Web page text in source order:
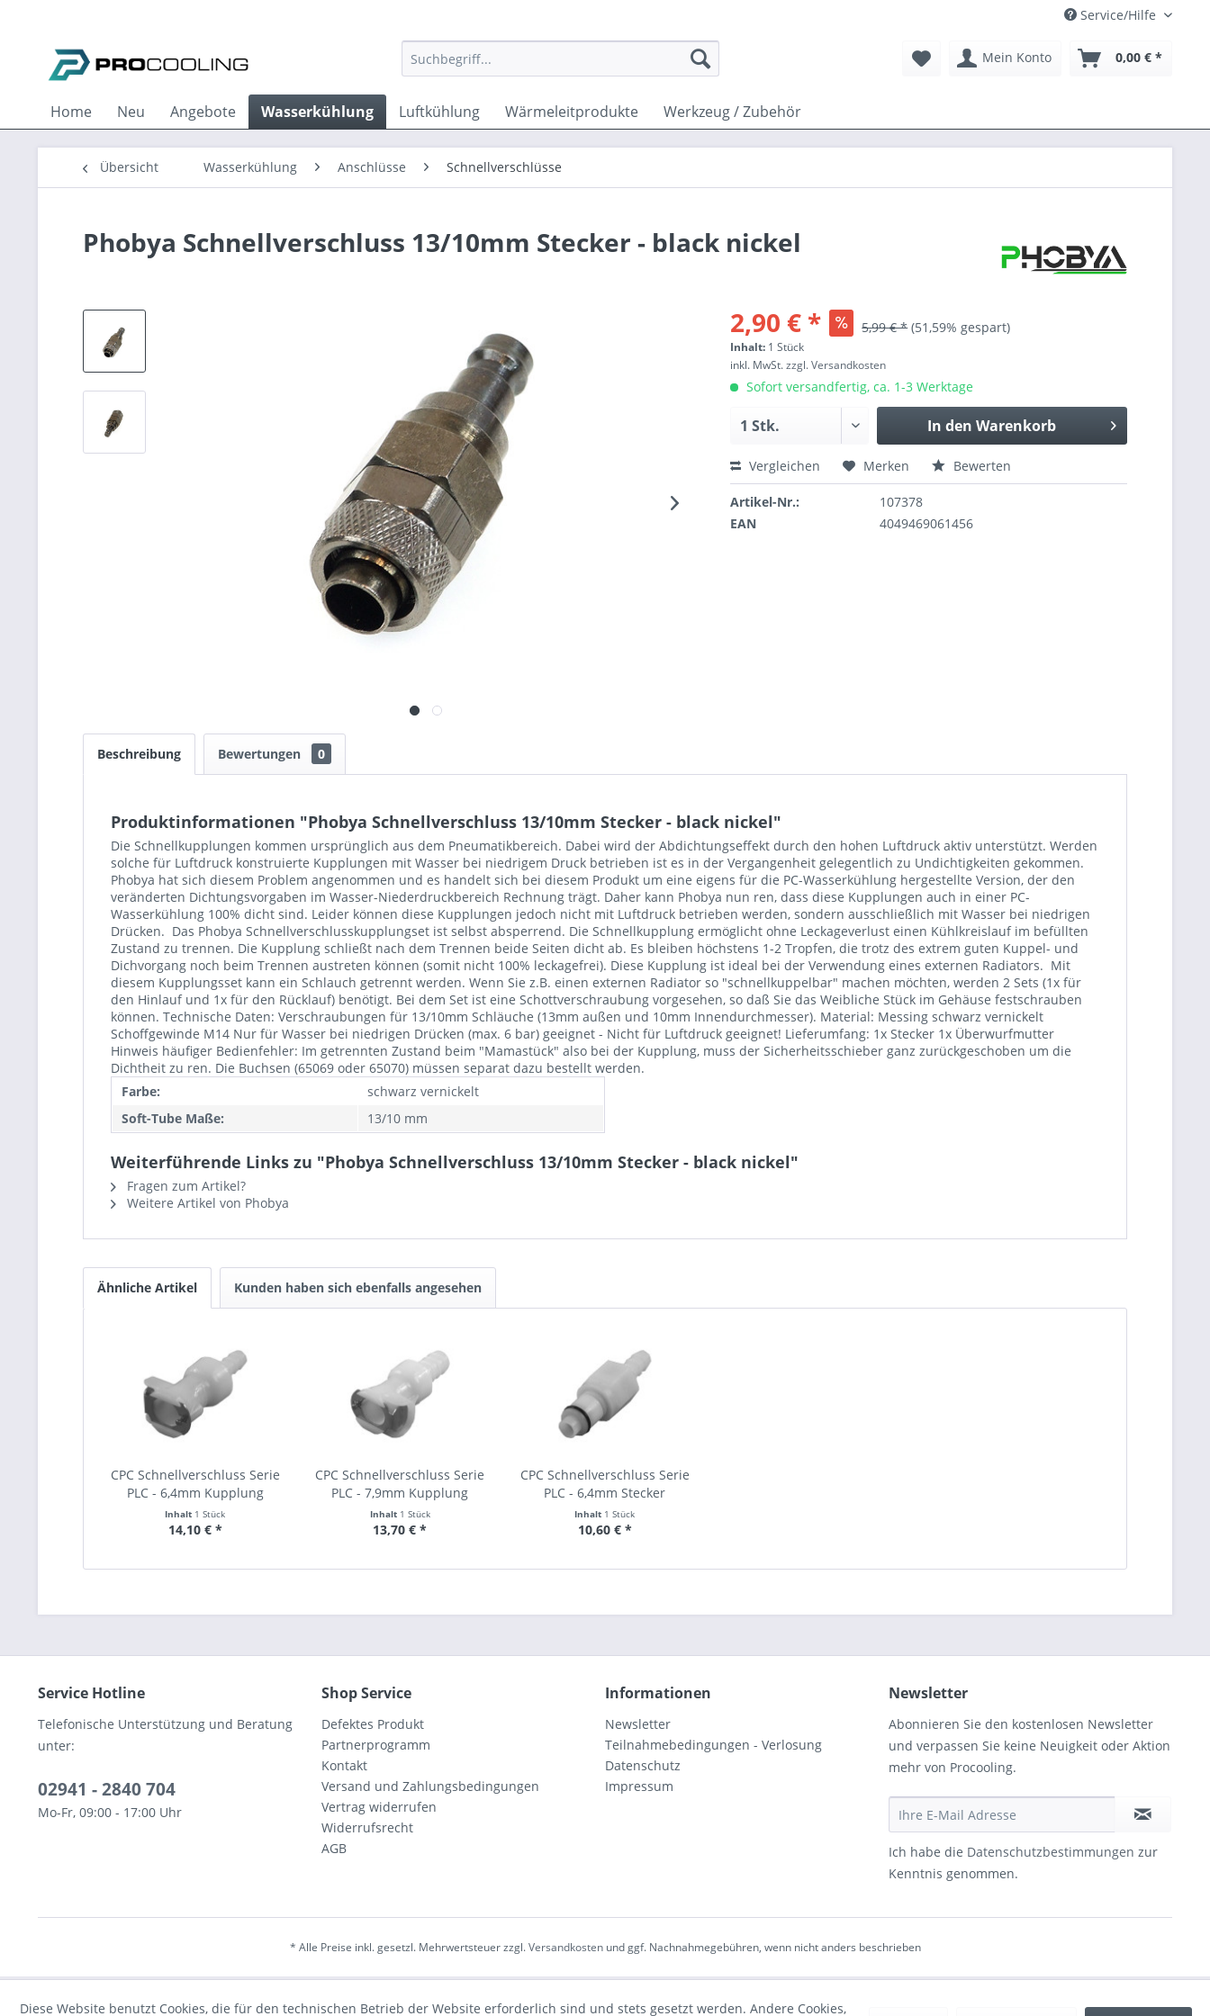
Service/Hilfe
Mein Konto 0,00 € *
Home Neu Angebote Wasserkühlung Luftkühlung Wärmeleitprodukte Werkzeug / Zubehör
Übersicht Wasserkühlung Anschlüsse Schnellverschlüsse
Phobya Schnellverschluss 13/10mm Stecker - black nickel
2,90 € * 5,99 € * (51,59% gespart)
Inhalt: 1 Stück
inkl. MwSt.zzgl. Versandkosten
Sofort versandfertig, ca. 1-3 Werktage
In den Warenkorb
Vergleichen Merken Bewerten
Artikel-Nr.:
107378
EAN
4049469061456
Beschreibung Bewertungen 0
Produktinformationen "Phobya Schnellverschluss 13/10mm Stecker - black nickel"
Die Schnellkupplungen kommen ursprünglich aus dem Pneumatikbereich. Dabei wird der Abdichtungseffekt durch den hohen Luftdruck aktiv unterstützt. Werden
solche für Luftdruck konstruierte Kupplungen mit Wasser bei niedrigem Druck betrieben ist es in der Vergangenheit gelegentlich zu Undichtigkeiten gekommen.
Phobya hat sich diesem Problem angenommen und es handelt sich bei diesem Produkt um eine eigens für die PC-Wasserkühlung hergestellte Version, der den
veränderten Dichtungsvorgaben im Wasser-Niederdruckbereich Rechnung trägt. Daher kann Phobya nun ren, dass diese Kupplungen auch in einer PC-
Wasserkühlung 100% dicht sind. Leider können diese Kupplungen jedoch nicht mit Luftdruck betrieben werden, sondern ausschließlich mit Wasser bei niedrigen
Drücken. Das Phobya Schnellverschlusskupplungset ist selbst absperrend. Die Schnellkupplung ermöglicht ohne Leckageverlust einen Kühlkreislauf im befüllten
Zustand zu trennen. Die Kupplung schließt nach dem Trennen beide Seiten dicht ab. Es bleiben höchstens 1-2 Tropfen, die trotz des extrem guten Kuppel- und
Dichvorgang noch beim Trennen austreten können (somit nicht 100% leckagefrei). Diese Kupplung ist ideal bei der Verwendung eines externen Radiators. Mit
diesem Kupplungsset kann ein Schlauch getrennt werden. Wenn Sie z.B. einen externen Radiator so "schnellkuppelbar" machen möchten, werden 2 Sets (1x für
den Hinlauf und 1x für den Rücklauf) benötigt. Bei dem Set ist eine Schottverschraubung vorgesehen, so daß Sie das Weibliche Stück im Gehäuse festschrauben
können. Technische Daten: Verschraubungen für 13/10mm Schläuche (13mm außen und 10mm Innendurchmesser). Material: Messing schwarz vernickelt
Schoffgewinde M14 Nur für Wasser bei niedrigen Drücken (max. 6 bar) geeignet - Nicht für Luftdruck geeignet! Lieferumfang: 1x Stecker 1x Überwurfmutter
Hinweis häufiger Bedienfehler: Im getrennten Zustand beim "Mamastück" also bei der Kupplung, muss der Sicherheitsschieber ganz zurückgeschoben um die
Dichtheit zu ren. Die Buchsen (65069 oder 65070) müssen separat dazu bestellt werden.
Farbe:
schwarz vernickelt
Soft-Tube Maße:
13/10 mm
Weiterführende Links zu "Phobya Schnellverschluss 13/10mm Stecker - black nickel"
Fragen zum Artikel?
Weitere Artikel von Phobya
Ähnliche Artikel Kunden haben sich ebenfalls angesehen
CPC Schnellverschluss Serie
PLC - 6,4mm Kupplung
Inhalt 1 Stück
14,10 € *
CPC Schnellverschluss Serie
PLC - 7,9mm Kupplung
Inhalt 1 Stück
13,70 € *
CPC Schnellverschluss Serie
PLC - 6,4mm Stecker
Inhalt 1 Stück
10,60 € *
Service Hotline
Telefonische Unterstützung und Beratung
unter:
02941 - 2840 704
Mo-Fr, 09:00 - 17:00 Uhr
Shop Service
Defektes Produkt
Partnerprogramm
Kontakt
Versand und Zahlungsbedingungen
Vertrag widerrufen
Widerrufsrecht
AGB
Informationen
Newsletter
Teilnahmebedingungen - Verlosung
Datenschutz
Impressum
Newsletter
Abonnieren Sie den kostenlosen Newsletter
und verpassen Sie keine Neuigkeit oder Aktion
mehr von Procooling.
Ich habe die Datenschutzbestimmungen zur
Kenntnis genommen.
* Alle Preise inkl. gesetzl. Mehrwertsteuer zzgl.Versandkostenund ggf. Nachnahmegebühren, wenn nicht anders beschrieben
Diese Website benutzt Cookies, die für den technischen Betrieb der Website erforderlich sind und stets gesetzt werden. Andere Cookies,